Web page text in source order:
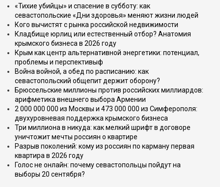
«Тихие убийцы» и спасение в субботу: как
севастопольские «Дни здоровья» меняют жизни людей
Кого вычистят с рынка российской недвижимости
Кладбище юрлиц или естественный отбор? Анатомия
крымского бизнеса в 2026 году
Крым как центр альтернативной энергетики: потенциал,
проблемы и перспективыф
Война войной, а обед по расписанию: как
севастопольский общепит держит оборону?
Брюссельские миллионы против российских миллиардов:
арифметика внешнего выбора Армении
2 000 000 000 из Москвы и 473 000 000 из Симферополя:
двухуровневая поддержка крымского бизнеса
Три миллиона в никуда: как мелкий шрифт в договоре
уничтожит мечты россиян о квартире
Разрыв поколений: кому из россиян по карману первая
квартира в 2026 году
Голос не онлайн: почему севастопольцы пойдут на
выборы 20 сентября?